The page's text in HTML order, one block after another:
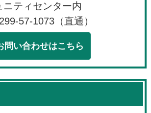
ティセンター内
57-1073（直通）
問い合わせはこちら